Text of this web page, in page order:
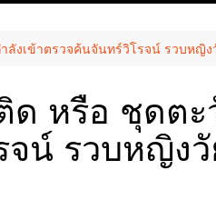
งเข้าตรวจค้นจันทร์วิโรจน์ รวบหญิง
ด หรือ ชุดตะ
จน์ รวบหญิงวั